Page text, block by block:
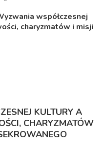
współczesnej
charyzmatów i misji
KULTURY A
CHARYZMATÓW